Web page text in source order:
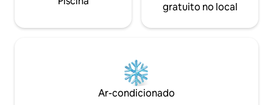
gratuito no local
Ar-condicionado